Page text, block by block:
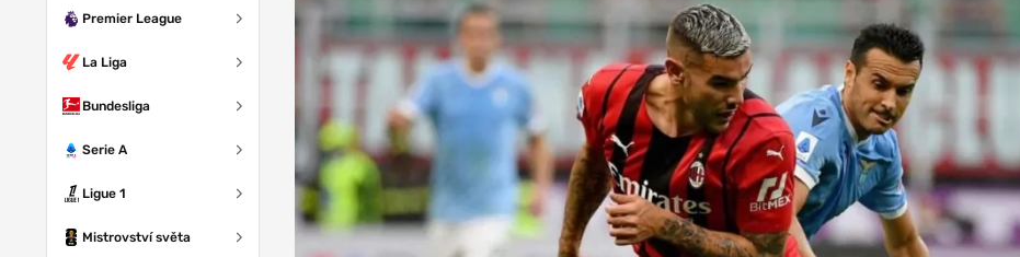
Premier League
La Liga
Bundesliga
Serie A
Ligue 1
Mistrovství světa